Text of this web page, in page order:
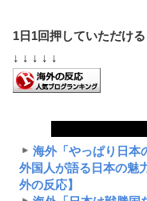
1日1回押していただけ
↓ ↓ ↓ ↓ ↓
海外「やっぱり日本
外国人が語る日本の魅
外の反応】